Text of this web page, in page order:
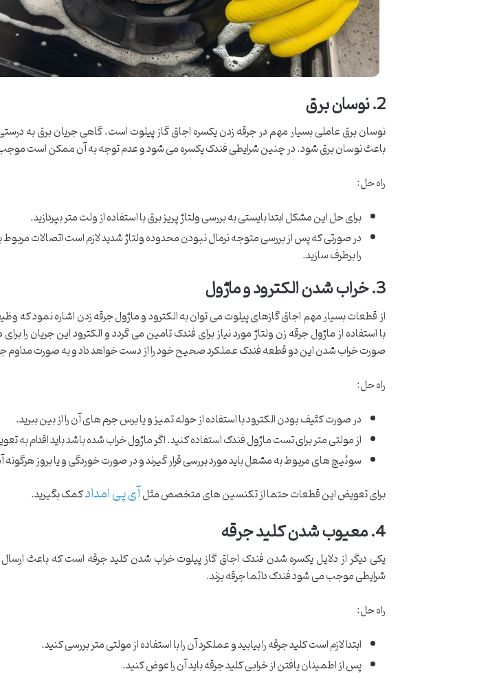
2. نوسان برق
نوسان برق عاملی بسیار مهم در جرقه زدن یکسره اجاق گاز پیلوت است. گاهی جریان برق به
باعث نوسان برق شود. در چنین شرایطی فندک یکسره می شود و عدم توجه به آن ممکن است
راه حل:
برای حل این مشکل ابتدا بایستی به بررسی ولتاژ پریز برق با استفاده از ولت متر بپردازید.
در صورتی که پس از بررسی متوجه نرمال نبودن محدوده ولتاژ شدید لازم است اتصالات مربوط
را برطرف سازید.
3. خراب شدن الکترود و ماژول
از قطعات بسیار مهم اجاق گازهای پیلوت می توان به الکترود و ماژول جرقه زدن اشاره نمود که
با استفاده از ماژول جرقه زن ولتاژ مورد نیاز برای فندک تامین می گردد و الکترود این جریان را
صورت خراب شدن این دو قطعه فندک عملکرد صحیح خود را از دست خواهد داد و به صورت مداوم
راه حل:
در صورت کثیف بودن الکترود با استفاده از حوله تمیز و یا برس جرم های آن را از بین ببرید.
از مولتی متر برای تست ماژول فندک استفاده کنید. اگر ماژول خراب شده باشد باید اقدام به
سوئیچ های مربوط به مشعل باید مورد بررسی قرار گیرند و در صورت خوردگی و یا بروز
برای تعویض این قطعات حتما از تکنسین های متخصص مثلآی پی امدادکمک بگیرید.
4. معیوب شدن کلید جرقه
یکی دیگر از دلایل یکسره شدن فندک اجاق گاز پیلوت خراب شدن کلید جرقه است که باعث
شرایطی موجب می شود فندک دائما جرقه بزند.
راه حل:
ابتدا لازم است کلید جرقه را بیابید و عملکرد آن را با استفاده از مولتی متر بررسی کنید.
پس از اطمینان یافتن از خرابی کلید جرقه باید آن را عوض کنید.